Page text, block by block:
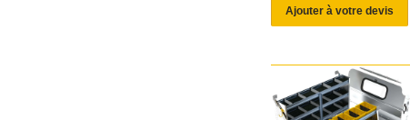
Ajouter à votre devis